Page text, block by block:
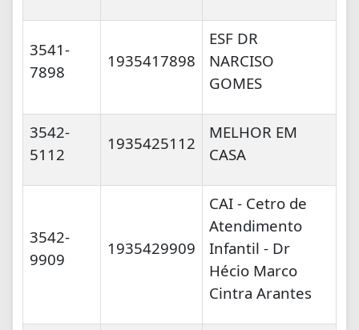
3541-
7898
1935417898
ESF DR
NARCISO
GOMES
3542-
5112
1935425112
MELHOR EM
CASA
3542-
9909
1935429909
CAI - Cetro de
Atendimento
Infantil - Dr
Hécio Marco
Cintra Arantes